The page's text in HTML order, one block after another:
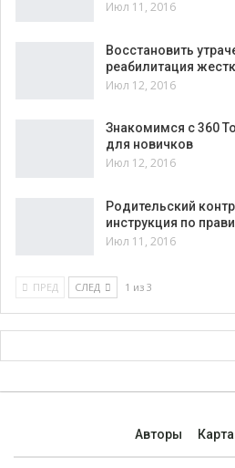
Июл 11, 2016
Восстановить
реабилитация
Июл 12, 2016
Знакомимся с 360
для новичков
Июл 12, 2016
Родительский
инструкция по
Июл 11, 2016
ПРЕД СЛЕД 1 из 3
Авторы